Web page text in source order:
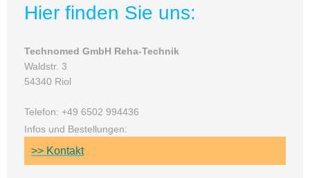
Hier finden Sie uns:
Technomed GmbH Reha-Technik
Waldstr. 3
54340 Riol
Telefon: +49 6502 994436
Infos und Bestellungen:
>> Kontakt